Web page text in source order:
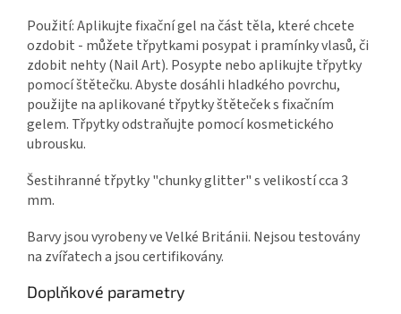
Použití: Aplikujte fixační gel na část těla, které chcete
ozdobit - můžete třpytkami posypat i pramínky vlasů, či
zdobit nehty (Nail Art). Posypte nebo aplikujte třpytky
pomocí štětečku. Abyste dosáhli hladkého povrchu,
použijte na aplikované třpytky štěteček s fixačním
gelem. Třpytky odstraňujte pomocí kosmetického
ubrousku.
Šestihranné třpytky "chunky glitter" s velikostí cca 3
mm.
Barvy jsou vyrobeny ve Velké Británii. Nejsou testovány
na zvířatech a jsou certifikovány.
Doplňkové parametry